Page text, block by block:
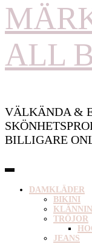
ALL
VÄLKÄNDA &
BILLIGARE
DAMKLÄDER
BIKINI
TRÖJOR
JEANS